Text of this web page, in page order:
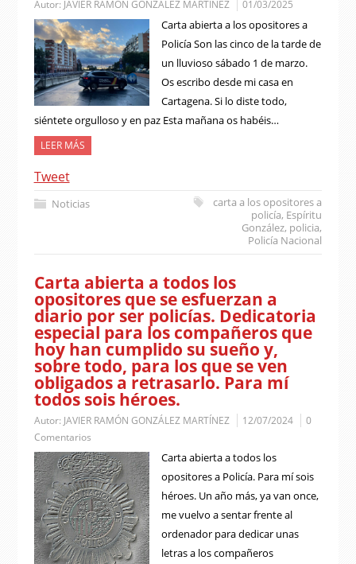
Autor: JAVIER RAMÓN GONZÁLEZ MARTÍNEZ 01/03/2025
Carta abierta a los opositores a
Policía Son las cinco de la tarde de
un lluvioso sábado 1 de marzo.
Os escribo desde mi casa en
Cartagena. Si lo diste todo,
siéntete orgulloso y en paz Esta mañana os habéis…
LEER MÁS
Tweet
Noticias
carta a los opositores a
policía, Espíritu
González, policia,
Policía Nacional
Carta abierta a todos los
opositores que se esfuerzan a
diario por ser policías. Dedicatoria
especial para los compañeros que
hoy han cumplido su sueño y,
sobre todo, para los que se ven
obligados a retrasarlo. Para mí
todos sois héroes.
Autor: JAVIER RAMÓN GONZÁLEZ MARTÍNEZ 12/07/2024
0
Comentarios
Carta abierta a todos los
opositores a Policía. Para mí sois
héroes. Un año más, ya van once,
me vuelvo a sentar frente al
ordenador para dedicar unas
letras a los compañeros